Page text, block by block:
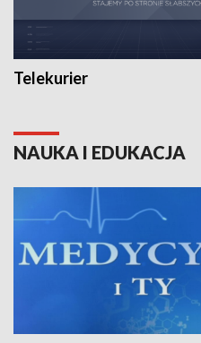
Telekurier
NAUKA I EDUKACJA